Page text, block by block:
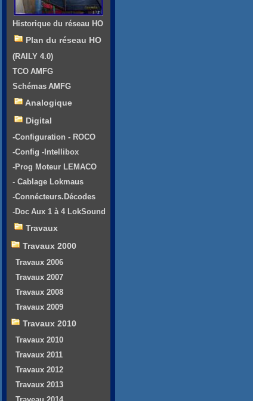
Historique du réseau HO
Plan du réseau HO
(RAILY 4.0)
TCO AMFG
Schémas AMFG
Analogique
Digital
-Configuration - ROCO
-Config -Intellibox
-Prog Moteur LEMACO
- Cablage Lokmaus
-Connécteurs.Décodes
-Doc Aux 1 à 4 LokSound
Travaux
Travaux 2000
Travaux 2006
Travaux 2007
Travaux 2008
Travaux 2009
Travaux 2010
Travaux 2010
Travaux 2011
Travaux 2012
Travaux 2013